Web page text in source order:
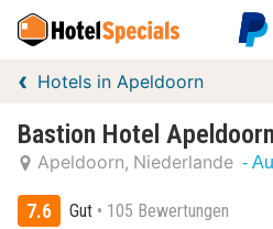
Hotels in Apeldoorn
Bastion Hotel
Apeldoorn Niederlande -
7.6 Gut 105 Bewertungen